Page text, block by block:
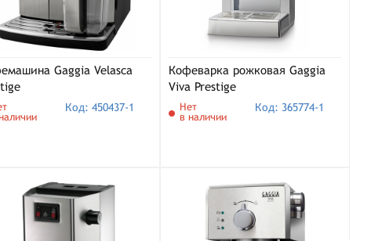
Gaggia Velasca
Код: 450437-1
Кофеварка рожковая Gaggia
Viva Prestige
Нет
в наличии
Код: 365774-1